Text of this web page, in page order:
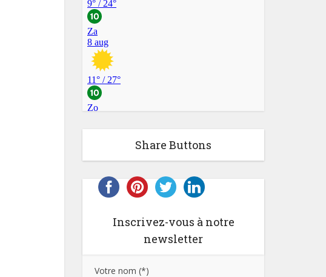
Share Buttons
Inscrivez-vous à notre
newsletter
Votre nom (*)